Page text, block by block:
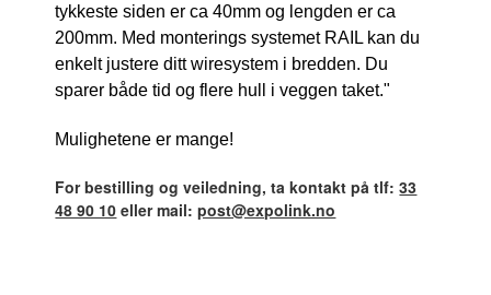
tykkeste siden er ca 40mm og lengden er ca
200mm. Med monterings systemet RAIL kan du
enkelt justere ditt wiresystem i bredden. Du
sparer både tid og flere hull i veggen taket."
Mulighetene er mange!
For bestilling og veiledning, ta kontakt på tlf:33
48 90 10 eller mail:post@expolink.no